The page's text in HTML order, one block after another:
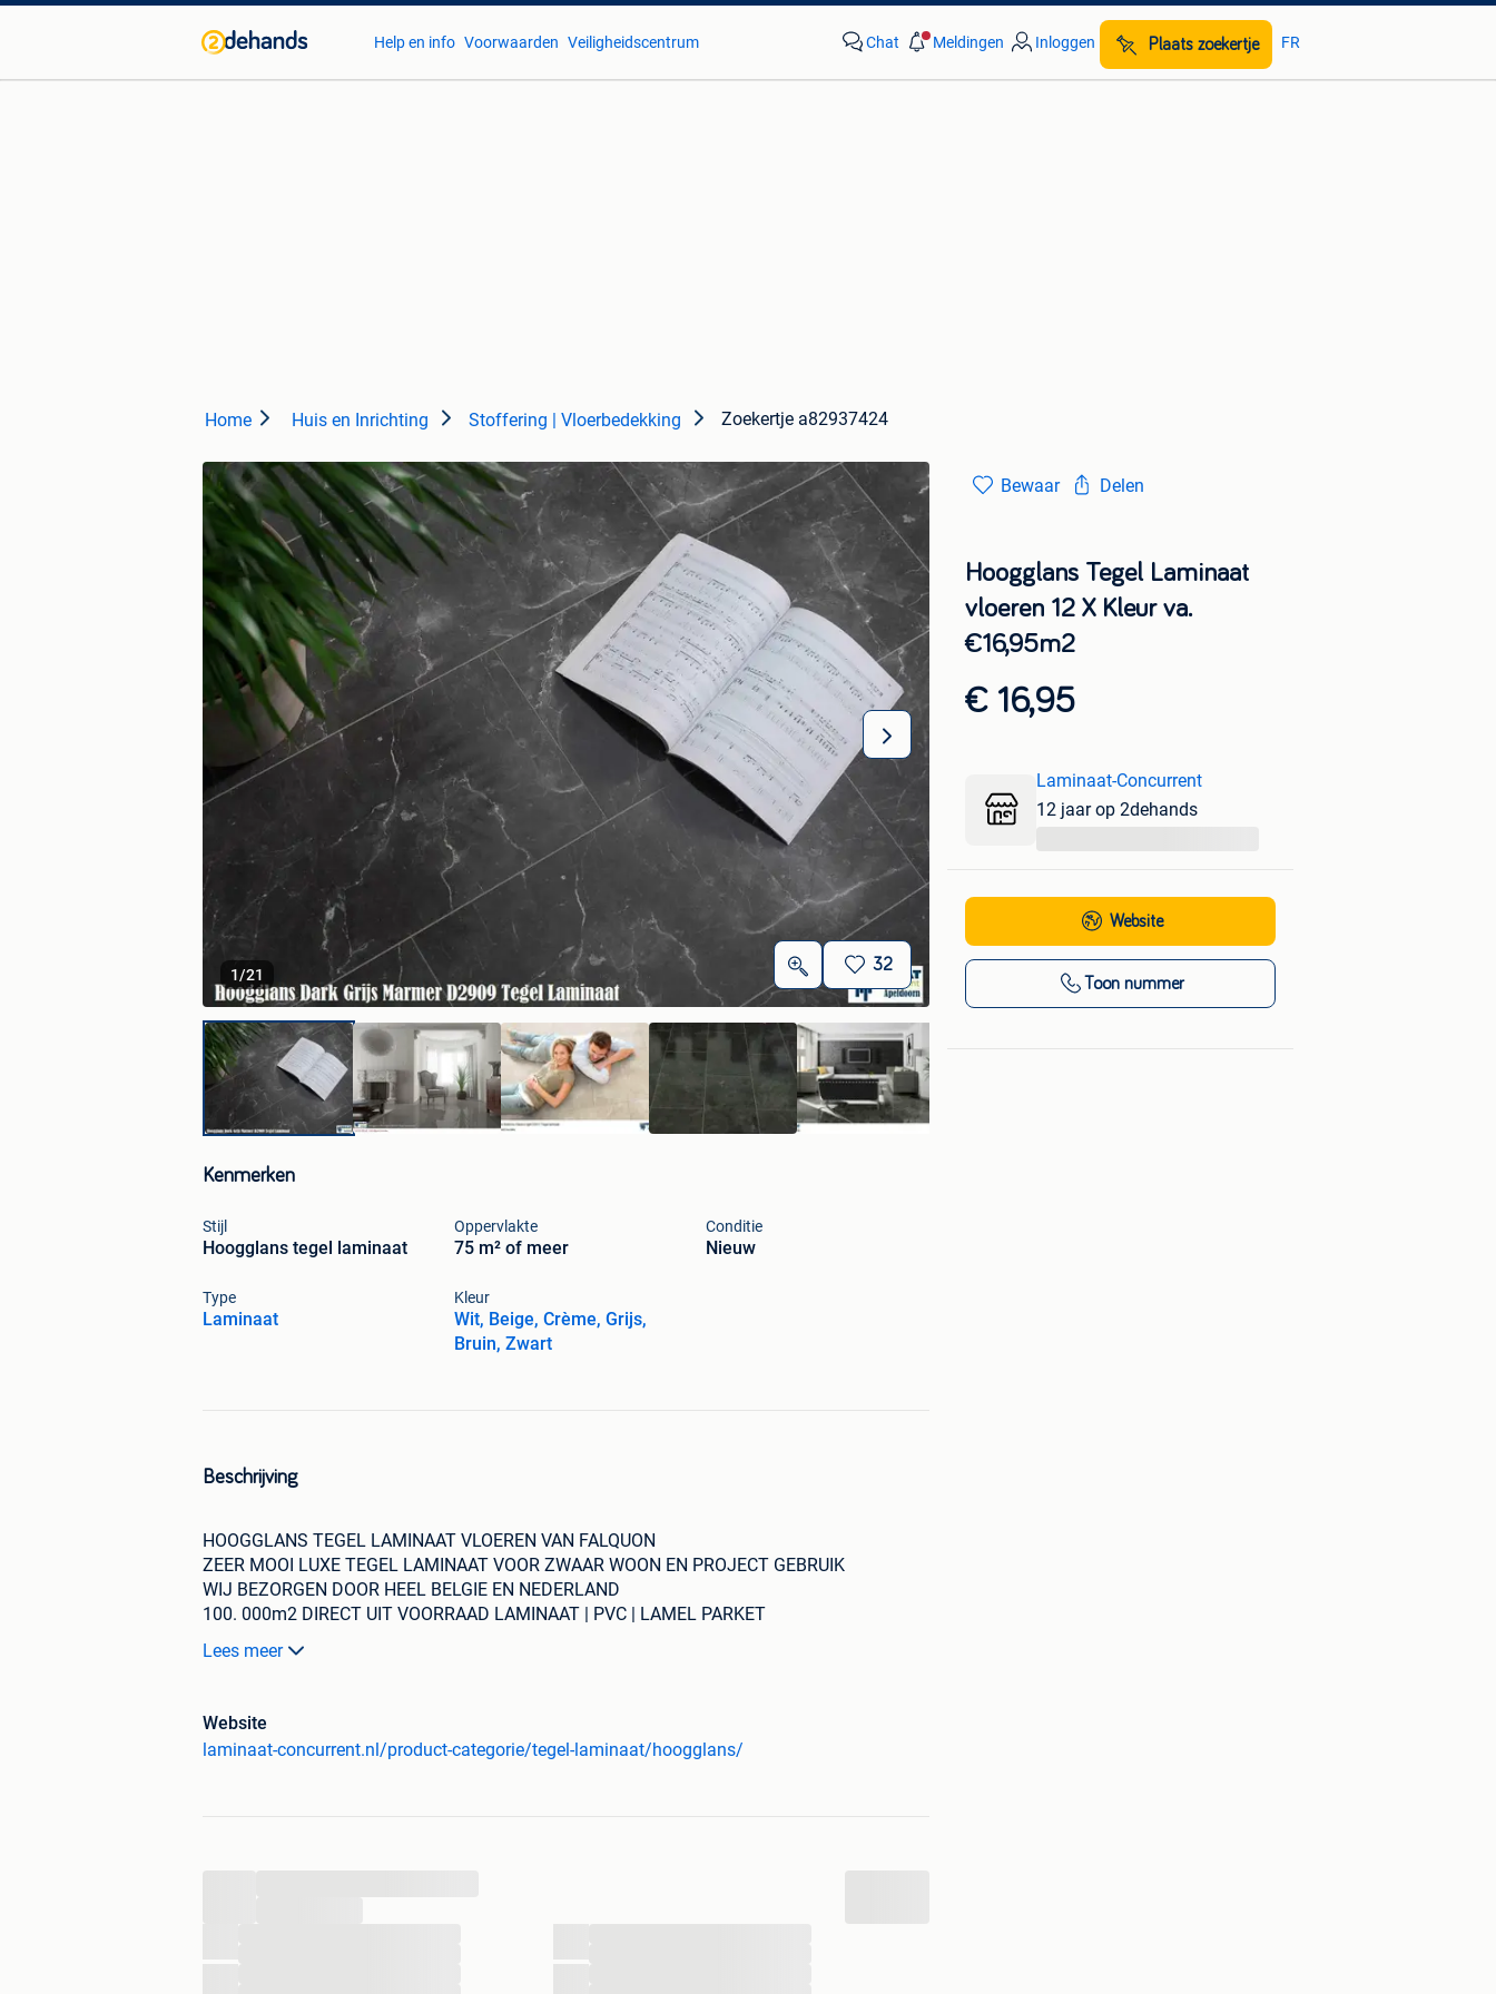
Help en info Voorwaarden Veiligheidscentrum Chat Meldingen Inloggen Plaats zoekertje FR
Home Huis en Inrichting Stoffering | Vloerbedekking Zoekertje a82937424
1/21
32
Kenmerken
Stijl
Hoogglans tegel laminaat
Oppervlakte
75 m² of meer
Conditie
Nieuw
Type
Laminaat
Kleur
Wit, Beige, Crème, Grijs,
Bruin, Zwart
Beschrijving
HOOGGLANS TEGEL LAMINAAT VLOEREN VAN FALQUON
ZEER MOOI LUXE TEGEL LAMINAAT VOOR ZWAAR WOON EN PROJECT GEBRUIK
WIJ BEZORGEN DOOR HEEL BELGIE EN NEDERLAND
100. 000m2 DIRECT UIT VOORRAAD LAMINAAT | PVC | LAMEL PARKET
7 DAGEN PER WEEK OPEN ( KOOPZONDAG 11UUR / 16UUR )
Lees meer
Website
laminaat-concurrent.nl/product-categorie/tegel-laminaat/hoogglans/
Bewaar Delen
Hoogglans Tegel Laminaat
vloeren 12 X Kleur va.
€16,95m2
€ 16,95
Laminaat-Concurrent
12 jaar op 2dehands
Website
Toon nummer